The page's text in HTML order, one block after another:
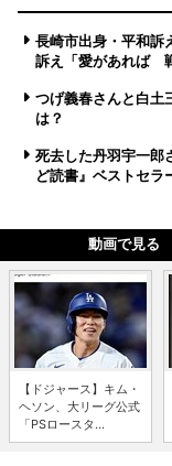
長崎市出身・平和
訴え「愛があれば
つげ義春さんと白
は？
死去した丹羽宇一
ど読書』ベストセラ
動画で見る
【ドジャース】キム・
ヘソン、大リーグ公式
「PSロースタ...